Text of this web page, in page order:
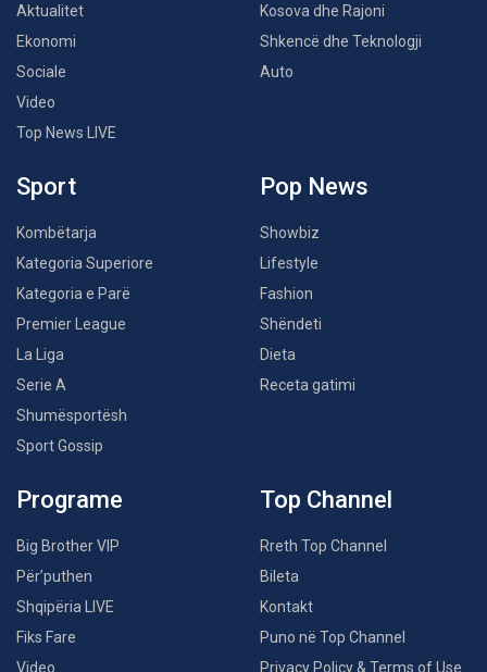
Aktualitet
Ekonomi
Sociale
Video
Top News LIVE
Kosova dhe Rajoni
Shkencë dhe Teknologji
Auto
Sport
Kombëtarja
Kategoria Superiore
Kategoria e Parë
Premier League
La Liga
Serie A
Shumësportësh
Sport Gossip
Pop News
Showbiz
Lifestyle
Fashion
Shëndeti
Dieta
Receta gatimi
Programe
Big Brother VIP
Për’puthen
Shqipëria LIVE
Fiks Fare
Video
Top Channel
Rreth Top Channel
Bileta
Kontakt
Puno në Top Channel
Privacy Policy & Terms of Use